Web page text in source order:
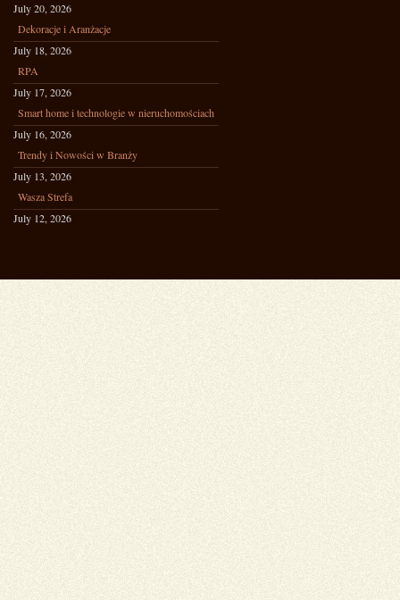
July 20, 2026
Dekoracje i Aranżacje
July 18, 2026
RPA
July 17, 2026
Smart home i technologie w nieruchomościach
July 16, 2026
Trendy i Nowości w Branży
July 13, 2026
Wasza Strefa
July 12, 2026